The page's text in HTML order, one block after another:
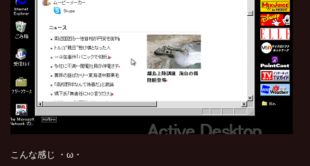
こんな感じ ・ω・